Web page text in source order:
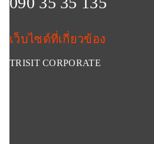
เว็บไซด์ที่เกี่ยวข้อง
TRISIT CORPORATE